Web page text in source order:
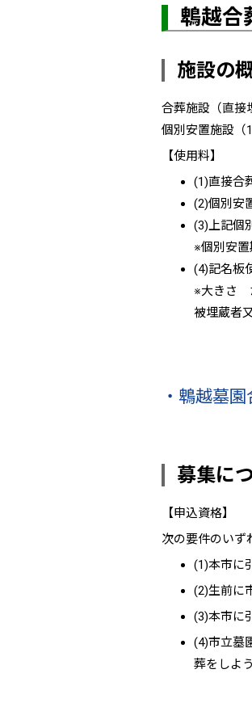
鵯越合
施設の
合葬施設（直
個別安置施設（
【使用料】
(1)直接合
(2)個別安
(3)上記個
※個別安置
(4)記名板
※大きさ
被埋蔵者
・鵯越墓
募集に
【申込資格】
次の要件のいず
(1)本市に
(2)生前に
(3)本市に
(4)市立墓
葬をしよ